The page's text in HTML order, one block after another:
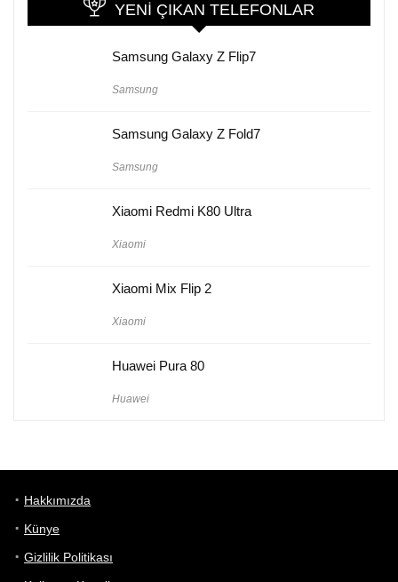
YENI ÇIKAN TELEFONLAR
Samsung Galaxy Z Flip7
Samsung
Samsung Galaxy Z Fold7
Samsung
Xiaomi Redmi K80 Ultra
Xiaomi
Xiaomi Mix Flip 2
Xiaomi
Huawei Pura 80
Huawei
Hakkımızda
Künye
Gizlilik Politikası